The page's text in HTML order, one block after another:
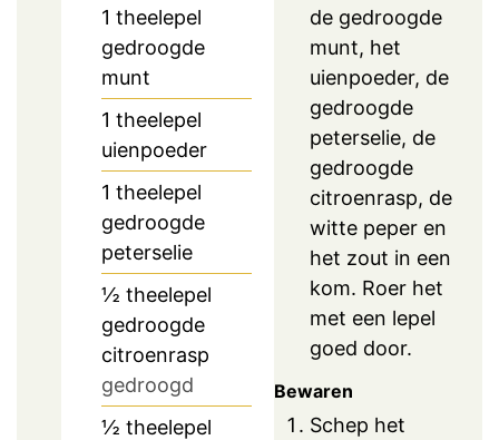
1 theelepel
gedroogde
munt
1 theelepel
uienpoeder
1 theelepel
gedroogde
peterselie
½ theelepel
gedroogde
citroenrasp
gedroogd
½ theelepel
de gedroogde
munt, het
uienpoeder, de
gedroogde
peterselie, de
gedroogde
citroenrasp, de
witte peper en
het zout in een
kom. Roer het
met een lepel
goed door.
Bewaren
Schep het